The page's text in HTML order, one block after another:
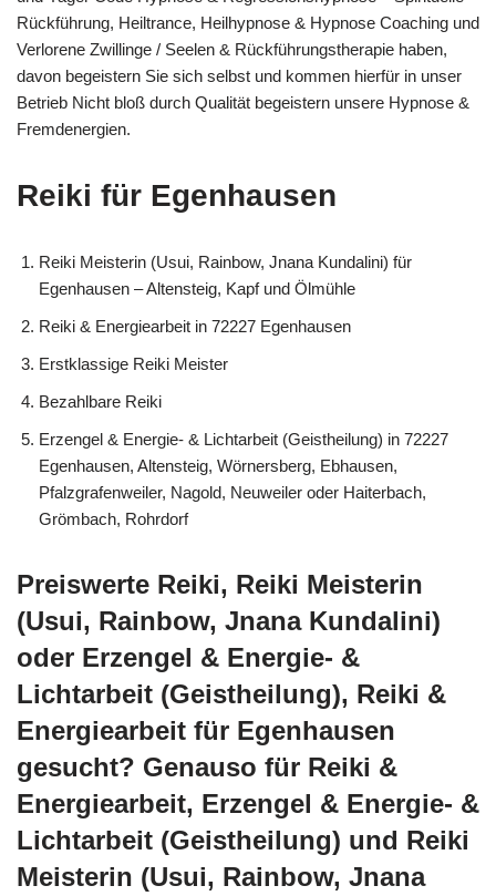
Rückführung, Heiltrance, Heilhypnose & Hypnose Coaching und
Verlorene Zwillinge / Seelen & Rückführungstherapie haben,
davon begeistern Sie sich selbst und kommen hierfür in unser
Betrieb Nicht bloß durch Qualität begeistern unsere Hypnose &
Fremdenergien.
Reiki für Egenhausen
Reiki Meisterin (Usui, Rainbow, Jnana Kundalini) für
Egenhausen – Altensteig, Kapf und Ölmühle
Reiki & Energiearbeit in 72227 Egenhausen
Erstklassige Reiki Meister
Bezahlbare Reiki
Erzengel & Energie- & Lichtarbeit (Geistheilung) in 72227
Egenhausen, Altensteig, Wörnersberg, Ebhausen,
Pfalzgrafenweiler, Nagold, Neuweiler oder Haiterbach,
Grömbach, Rohrdorf
Preiswerte Reiki, Reiki Meisterin
(Usui, Rainbow, Jnana Kundalini)
oder Erzengel & Energie- &
Lichtarbeit (Geistheilung), Reiki &
Energiearbeit für Egenhausen
gesucht? Genauso für Reiki &
Energiearbeit, Erzengel & Energie- &
Lichtarbeit (Geistheilung) und Reiki
Meisterin (Usui, Rainbow, Jnana